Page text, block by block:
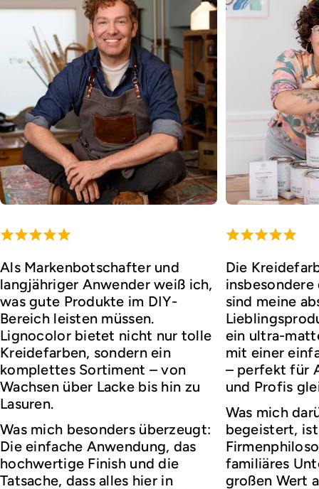
Als Markenbotschafter und
langjähriger Anwender weiß ich,
was gute Produkte im DIY-
Bereich leisten müssen.
Lignocolor bietet nicht nur tolle
Kreidefarben, sondern ein
komplettes Sortiment – von
Wachsen über Lacke bis hin zu
Lasuren.
Was mich besonders überzeugt:
Die einfache Anwendung, das
hochwertige Finish und die
Tatsache, dass alles hier in
Die
sind meine
ein ultra-
mit einer
– perfekt für
und Profis
Was mich
begeistert,
familiäres
großen Wert